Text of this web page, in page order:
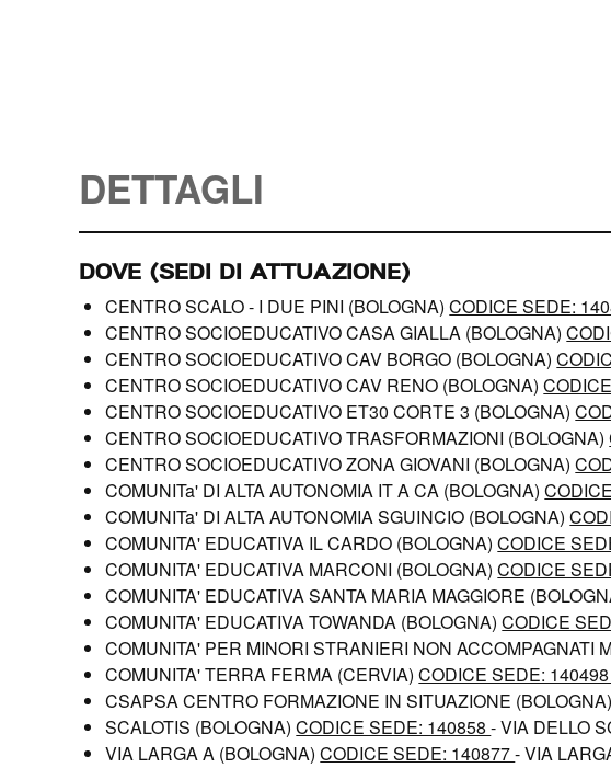
DETTAGLI
DOVE (SEDI DI ATTUAZIONE)
CENTRO SCALO - I DUE PINI (BOLOGNA)CODICE SEDE:
CENTRO SOCIOEDUCATIVO CASA GIALLA (BOLOGNA)
CENTRO SOCIOEDUCATIVO CAV BORGO (BOLOGNA)
CENTRO SOCIOEDUCATIVO CAV RENO (BOLOGNA)
CENTRO SOCIOEDUCATIVO ET30 CORTE 3 (BOLOGNA)
CENTRO SOCIOEDUCATIVO TRASFORMAZIONI (BOLOGNA)
CENTRO SOCIOEDUCATIVO ZONA GIOVANI (BOLOGNA)
COMUNITa' DI ALTA AUTONOMIA IT A CA (BOLOGNA)
COMUNITa' DI ALTA AUTONOMIA SGUINCIO (BOLOGNA)
COMUNITA' EDUCATIVA IL CARDO (BOLOGNA)CODICE
COMUNITA' EDUCATIVA MARCONI (BOLOGNA)CODICE
COMUNITA' EDUCATIVA SANTA MARIA MAGGIORE
COMUNITA' EDUCATIVA TOWANDA (BOLOGNA)CODICE
COMUNITA' PER MINORI STRANIERI NON ACCOMPAGNATI
COMUNITA' TERRA FERMA (CERVIA)CODICE SEDE:
CSAPSA CENTRO FORMAZIONE IN SITUAZIONE
SCALOTIS (BOLOGNA)CODICE SEDE: 140858- VIA DELLO
VIA LARGA A (BOLOGNA)CODICE SEDE: 140877- VIA